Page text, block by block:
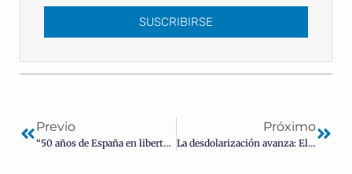
SUSCRIBIRSE
Previo
“50 años de España en libertad”, según el Gobierno de España | José Carlos Sacristán
Próximo
La desdolarización avanza: El mundo multipolar y el declive del dólar. Más de la mitad del mundo boicotea al dólar